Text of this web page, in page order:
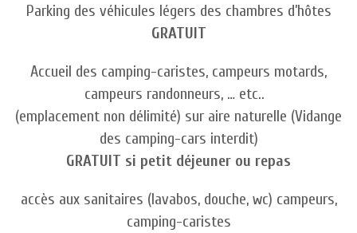
Parking des véhicules légers des chambres d’hôtes
GRATUIT
Accueil des camping-caristes, campeurs motards,
campeurs randonneurs, … etc..
(emplacement non délimité) sur aire naturelle (Vidange
des camping-cars interdit)
GRATUIT si petit déjeuner ou repas
accès aux sanitaires (lavabos, douche, wc) campeurs,
camping-caristes